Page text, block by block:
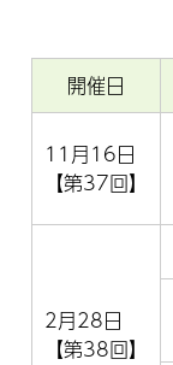
開催日
11月16日
【第37回】
2月28日
【第38回】